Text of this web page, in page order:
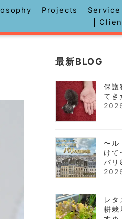
リアデザイン
Projects
最新BLOG
保護
てき
〜ル
けて
パリ
レ
耕栽